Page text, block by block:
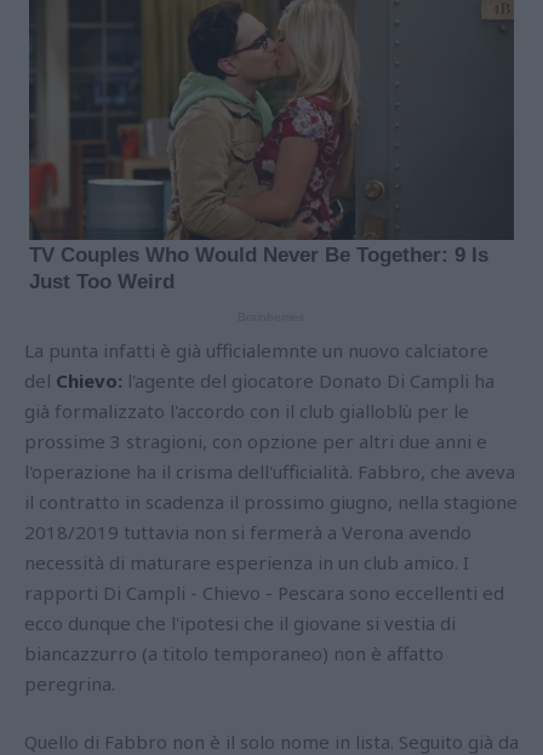
La punta infatti è già ufficialemnte un nuovo calciatore
del Chievo: l'agente del giocatore Donato Di Campli ha
già formalizzato l'accordo con il club gialloblù per le
prossime 3 stragioni, con opzione per altri due anni e
l'operazione ha il crisma dell'ufficialità. Fabbro, che aveva
il contratto in scadenza il prossimo giugno, nella stagione
2018/2019 tuttavia non si fermerà a Verona avendo
necessità di maturare esperienza in un club amico. I
rapporti Di Campli - Chievo - Pescara sono eccellenti ed
ecco dunque che l'ipotesi che il giovane si vestia di
biancazzurro (a titolo temporaneo) non è affatto
peregrina.
Quello di Fabbro non è il solo nome in lista. Seguito già da